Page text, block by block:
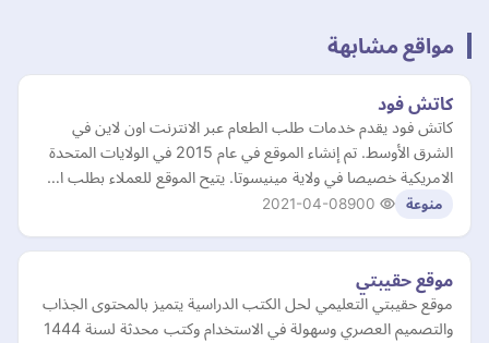
مواقع مشابهة
كاتش فود
كاتش فود يقدم خدمات طلب الطعام عبر الانترنت اون لاين في
الشرق الأوسط. تم إنشاء الموقع في عام 2015 في الولايات المتحدة
الامريكية خصيصا في ولاية مينيسوتا. يتيح الموقع للعملاء بطلب ا…
منوعة 2021-04-08
موقع حقيبتي
موقع حقيبتي التعليمي لحل الكتب الدراسية يتميز بالمحتوى الجذاب
والتصميم العصري وسهولة في الاستخدام وكتب محدثة لسنة 1444